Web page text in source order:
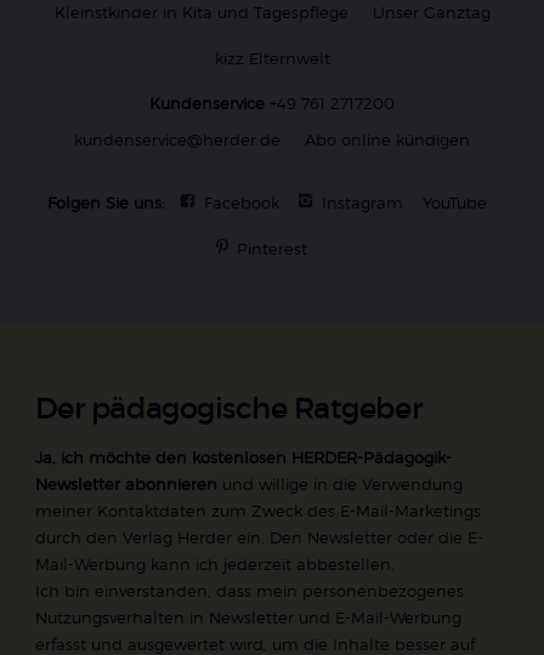
Kleinstkinder in Kita und Tagespflege Unser Ganztag
kizz Elternwelt
Kundenservice +49 761 2717200
kundenservice@herder.de
Abo online kündigen
Folgen Sie uns: Facebook Instagram YouTube
Pinterest
Der pädagogische Ratgeber
Ja, ich möchte den kostenlosen HERDER-Pädagogik-
Newsletter abonnieren und willige in die Verwendung
meiner Kontaktdaten zum Zweck des E-Mail-Marketings
durch den Verlag Herder ein. Den Newsletter oder die E-
Mail-Werbung kann ich jederzeit abbestellen.
Ich bin einverstanden, dass mein personenbezogenes
Nutzungsverhalten in Newsletter und E-Mail-Werbung
erfasst und ausgewertet wird, um die Inhalte besser auf